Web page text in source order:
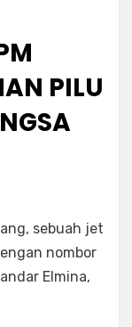
PILU
sebuah jet
nombor
Elmina,